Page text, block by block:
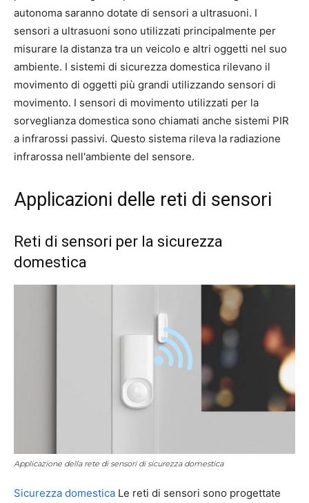
autonoma saranno dotate di sensori a ultrasuoni. I
sensori a ultrasuoni sono utilizzati principalmente per
misurare la distanza tra un veicolo e altri oggetti nel suo
ambiente. I sistemi di sicurezza domestica rilevano il
movimento di oggetti più grandi utilizzando sensori di
movimento. I sensori di movimento utilizzati per la
sorveglianza domestica sono chiamati anche sistemi PIR
a infrarossi passivi. Questo sistema rileva la radiazione
infrarossa nell'ambiente del sensore.
Applicazioni delle reti di sensori
Reti di sensori per la sicurezza
domestica
Applicazione della rete di sensori di sicurezza domestica
Sicurezza domestica Le reti di sensori sono progettate